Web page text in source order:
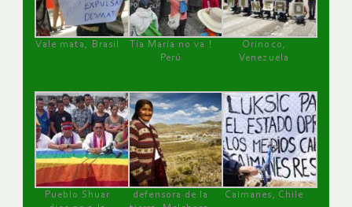
Vale mata, Brasil
Tía María no va !
Perú
Orinoco,
Venezuela
Pueblo Shuar
defensora de la
Caimanes, Chile